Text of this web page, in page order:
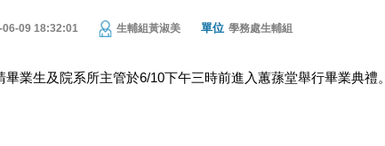
06-09 18:32:01 生輔組黃淑美 單位 學務處生輔組
畢業生及院系所主管於6/10下午三時前進入蕙蓀堂舉行畢業典禮。